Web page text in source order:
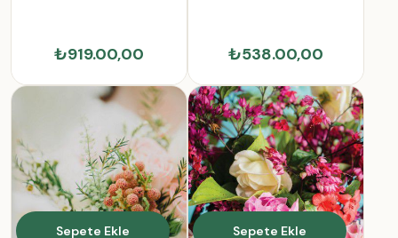
₺919.00,00 ₺538.00,00
Sepete Ekle Sepete Ekle